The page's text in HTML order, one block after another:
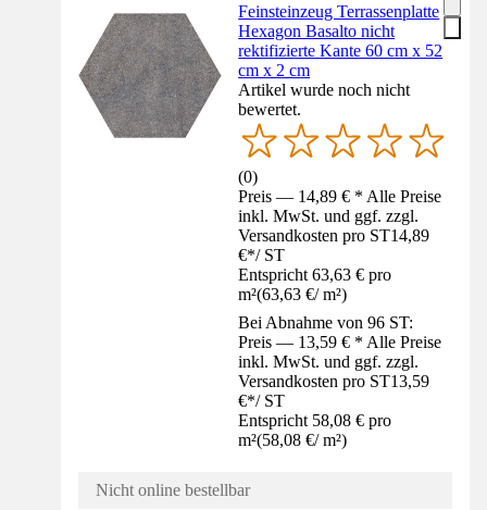
Feinsteinzeug Terrassenplatte
Hexagon Basalto nicht
rektifizierte Kante 60 cm x 52
cm x 2 cm
Artikel wurde noch nicht
bewertet.
(0)
Preis — 14,89 € * Alle Preise
inkl. MwSt. und ggf. zzgl.
Versandkosten pro ST14,89
€*/ ST
Entspricht 63,63 € pro
m²(63,63 €/ m²)
Bei Abnahme von 96 ST:
Preis — 13,59 € * Alle Preise
inkl. MwSt. und ggf. zzgl.
Versandkosten pro ST13,59
€*/ ST
Entspricht 58,08 € pro
m²(58,08 €/ m²)
Nicht online bestellbar